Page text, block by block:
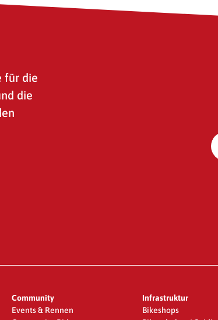
für die
die
Community
Events & Rennen
Infrastruktur
Bikeshops